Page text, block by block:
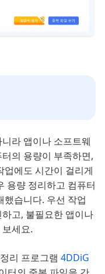
라 앱이나 소프트웨
의 용량이 부족하면,
업에도 시간이 걸리게
용량 정리하고 컴퓨터
했습니다. 우선 작업
고, 불필요한 앱이나
세요.
리 프로그램 4DDiG